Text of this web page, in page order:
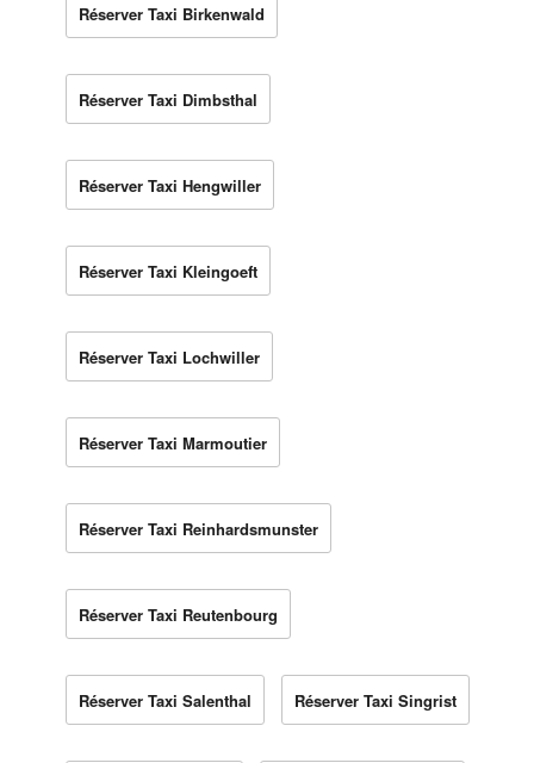
Réserver Taxi Birkenwald
Réserver Taxi Dimbsthal
Réserver Taxi Hengwiller
Réserver Taxi Kleingoeft
Réserver Taxi Lochwiller
Réserver Taxi Marmoutier
Réserver Taxi Reinhardsmunster
Réserver Taxi Reutenbourg
Réserver Taxi Salenthal Réserver Taxi Singrist